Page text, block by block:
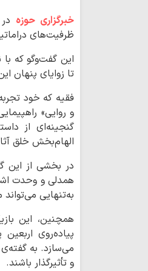
خبرگزاری حوزه
ظرفیت‌های
این گفت‌وگو که
تا زوایای پنهان
فقیه که خود
و روایی»
گنجینه‌ای از
الهام‌بخش خلق
در بخشی از این
همدلی و وحدت
به‌تنهایی
همچنین، این
پیاده‌روی
می‌سازد. به
و تأثیرگذار باشند.